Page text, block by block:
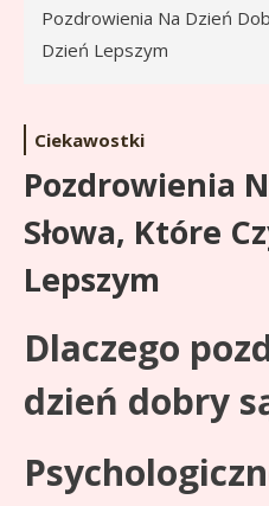
Pozdrowienia Na Dzień
Dzień Lepszym
Ciekawostki
Pozdrowienia
Słowa, Które
Lepszym
Dlaczego
dzień dobry